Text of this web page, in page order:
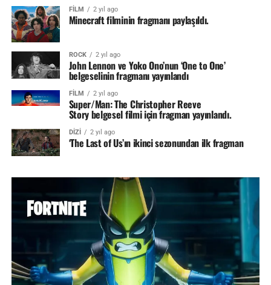
FİLM 2 yıl ago
Minecraft filminin fragmanı paylaşıldı.
ROCK 2 yıl ago
John Lennon ve Yoko Ono’nun ‘One to One’
belgeselinin fragmanı yayınlandı
FİLM 2 yıl ago
Super/Man: The Christopher Reeve
Story belgesel filmi için fragman yayınlandı.
DİZİ 2 yıl ago
‘The Last of Us’ın ikinci sezonundan ilk fragman